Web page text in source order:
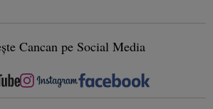
Cancan pe Social Media